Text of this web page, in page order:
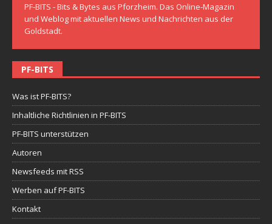
PF-BITS - Bits & Bytes aus Pforzheim. Das Online-Magazin
und Weblog mit aktuellen News und Nachrichten aus der
Goldstadt.
PF-BITS
Was ist PF-BITS?
Inhaltliche Richtlinien in PF-BITS
PF-BITS unterstützen
Autoren
Newsfeeds mit RSS
Werben auf PF-BITS
Kontakt